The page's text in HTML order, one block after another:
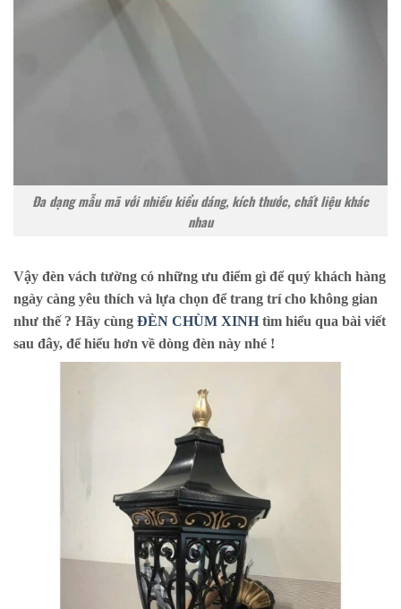
Đa dạng mẫu mã với nhiều kiểu dáng, kích thước, chất liệu khác
nhau
Vậy đèn vách tường có những ưu điểm gì để quý khách hàng
ngày càng yêu thích và lựa chọn để trang trí cho không gian
như thế ? Hãy cùng ĐÈN CHÙM XINH tìm hiểu qua bài viết
sau đây, để hiểu hơn về dòng đèn này nhé !